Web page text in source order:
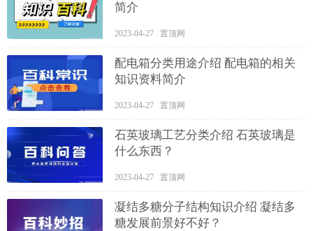
简介
2023-04-27 置顶网
配电箱分类用途介绍 配电箱的相关
知识资料简介
2023-04-27 置顶网
石英玻璃工艺分类介绍 石英玻璃是
什么东西？
2023-04-27 置顶网
凝结多糖分子结构知识介绍 凝结多
糖发展前景好不好？